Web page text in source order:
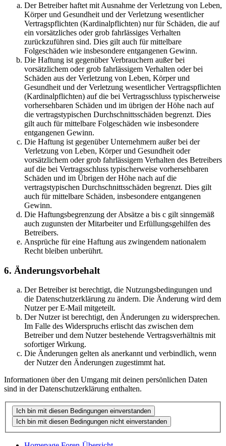
Der Betreiber haftet mit Ausnahme der Verletzung von Leben,
Körper und Gesundheit und der Verletzung wesentlicher
Vertragspflichten (Kardinalpflichten) nur für Schäden, die auf
ein vorsätzliches oder grob fahrlässiges Verhalten
zurückzuführen sind. Dies gilt auch für mittelbare
Folgeschäden wie insbesondere entgangenen Gewinn.
Die Haftung ist gegenüber Verbrauchern außer bei
vorsätzlichem oder grob fahrlässigem Verhalten oder bei
Schäden aus der Verletzung von Leben, Körper und
Gesundheit und der Verletzung wesentlicher Vertragspflichten
(Kardinalpflichten) auf die bei Vertragsschluss typischerweise
vorhersehbaren Schäden und im übrigen der Höhe nach auf
die vertragstypischen Durchschnittsschäden begrenzt. Dies
gilt auch für mittelbare Folgeschäden wie insbesondere
entgangenen Gewinn.
Die Haftung ist gegenüber Unternehmern außer bei der
Verletzung von Leben, Körper und Gesundheit oder
vorsätzlichem oder grob fahrlässigem Verhalten des Betreibers
auf die bei Vertragsschluss typischerweise vorhersehbaren
Schäden und im Übrigen der Höhe nach auf die
vertragstypischen Durchschnittsschäden begrenzt. Dies gilt
auch für mittelbare Schäden, insbesondere entgangenen
Gewinn.
Die Haftungsbegrenzung der Absätze a bis c gilt sinngemäß
auch zugunsten der Mitarbeiter und Erfüllungsgehilfen des
Betreibers.
Ansprüche für eine Haftung aus zwingendem nationalem
Recht bleiben unberührt.
6. Änderungsvorbehalt
Der Betreiber ist berechtigt, die Nutzungsbedingungen und
die Datenschutzerklärung zu ändern. Die Änderung wird dem
Nutzer per E-Mail mitgeteilt.
Der Nutzer ist berechtigt, den Änderungen zu widersprechen.
Im Falle des Widerspruchs erlischt das zwischen dem
Betreiber und dem Nutzer bestehende Vertragsverhältnis mit
sofortiger Wirkung.
Die Änderungen gelten als anerkannt und verbindlich, wenn
der Nutzer den Änderungen zugestimmt hat.
Informationen über den Umgang mit deinen persönlichen Daten
sind in der Datenschutzerklärung enthalten.